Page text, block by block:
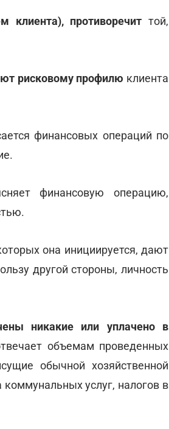
клиента), противоречит той,
рисковому профилю клиента
финансовых операций по
финансовую операцию,
она инициируется, дают
другой стороны, личность
никакие или уплачено в
объемам проведенных
обычной хозяйственной
услуг, налогов в